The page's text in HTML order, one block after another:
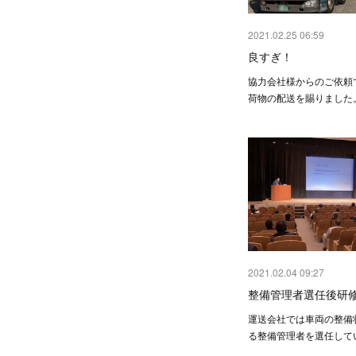
2021.02.25 06:59
良すぎ！
協力会社様からのご依
荷物の配送を賜りまし
2021.02.04 09:27
整備管理者選任後研
運送会社では車両の整
る整備管理者を選任し